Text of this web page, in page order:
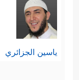
ياسين الجزائري